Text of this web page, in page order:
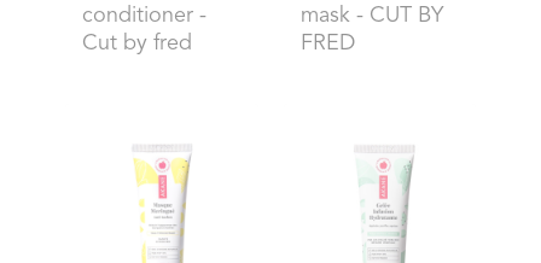
conditioner -
Cut by fred
mask - CUT BY
FRED